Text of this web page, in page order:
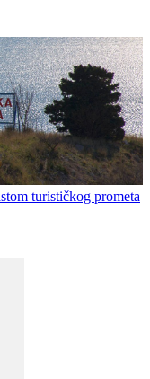
turističkog prometa